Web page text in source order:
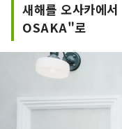
새해를 오사카에
OSAKA"로